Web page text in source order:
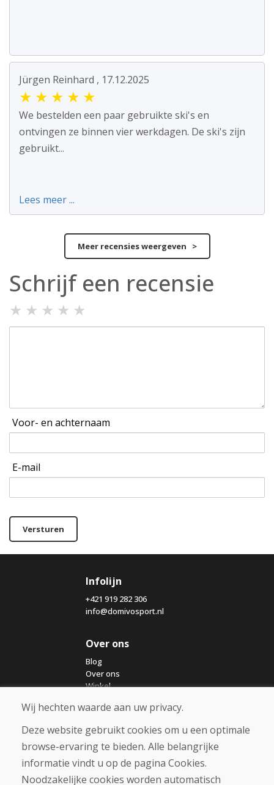
Jürgen Reinhard , 17.12.2025
★ ★ ★ ★ ★
We bestelden een paar gebruikte ski's en
ontvingen ze binnen vier werkdagen. De ski's zijn
gebruikt...
Lees meer ...
Meer recensies weergeven >
Schrijf een recensie
★ ★ ★ ★ ★
Voor- en achternaam
E-mail
Versturen
Infolijn
+421 919 282 306
info@domivosport.nl
Over ons
Blog
Over ons
Winkel
Aankoop
Eshop
Algemene voorwaarden
Vervoer
Wij hechten waarde aan uw privacy.
Deze website gebruikt cookies om u een optimale
browse-ervaring te bieden. Alle belangrijke
informatie vindt u op de pagina Cookies.
Noodzakelijke cookies worden automatisch